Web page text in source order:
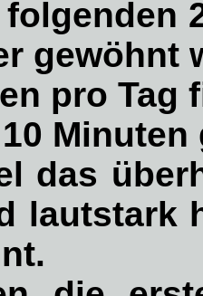
gewöhnt
pro Tag
Minuten
das
lautstark